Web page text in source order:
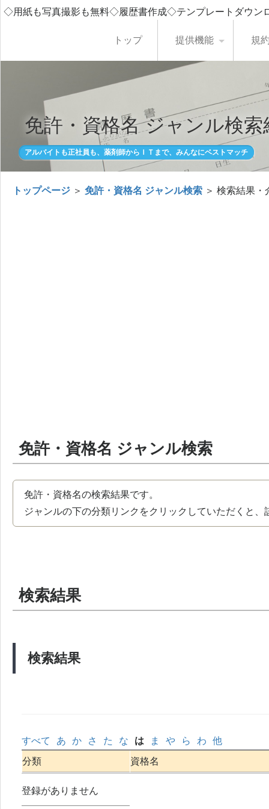
◇用紙も写真撮影も無料◇履歴書作成◇テンプレートダウ
トップ 提供機能 規
免許・資格名 ジャンル検索
アルバイトも正社員も、薬剤師からＩＴまで、みんなにベストマッチ
トップページ ＞ 免許・資格名 ジャンル検索 ＞ 検索結果・
免許・資格名 ジャンル検索
免許・資格名の検索結果です。
ジャンルの下の分類リンクをクリックしていただくと
検索結果
検索結果
すべて あ か さ た な は ま や ら わ
他
分類
資格名
登録がありません